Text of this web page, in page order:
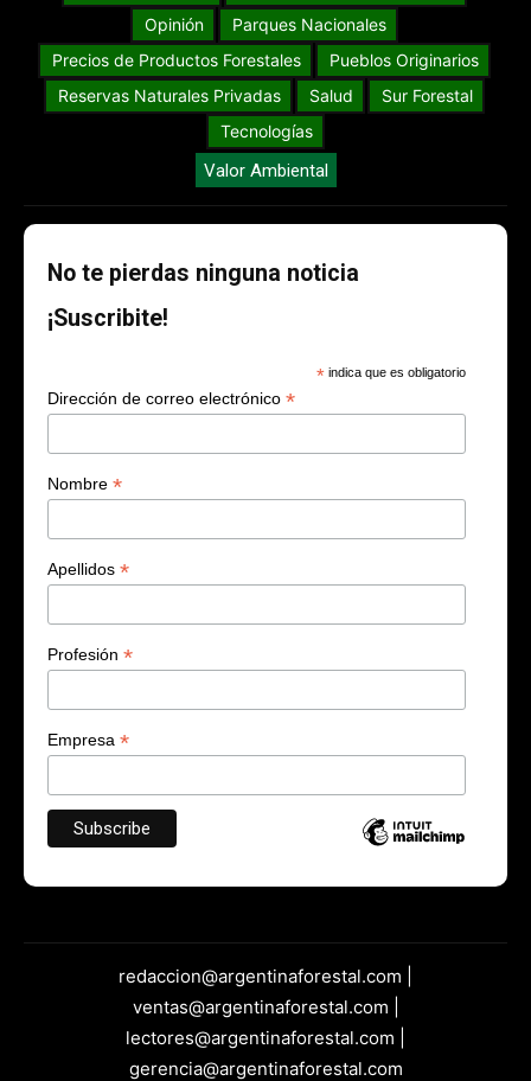
Opinión
Parques Nacionales
Precios de Productos Forestales
Pueblos Originarios
Reservas Naturales Privadas
Salud
Sur Forestal
Tecnologías
Valor Ambiental
No te pierdas ninguna noticia
¡Suscribite!
* indica que es obligatorio
Dirección de correo electrónico *
Nombre *
Apellidos *
Profesión *
Empresa *
redaccion@argentinaforestal.com |
ventas@argentinaforestal.com |
lectores@argentinaforestal.com |
gerencia@argentinaforestal.com